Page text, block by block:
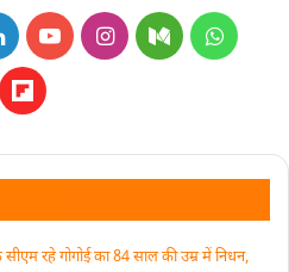
रहे गोगोई का 84 साल की उम्र में निधन,